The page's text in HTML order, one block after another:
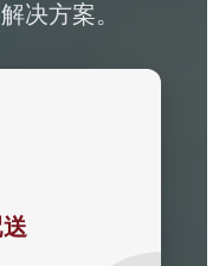
决方案。